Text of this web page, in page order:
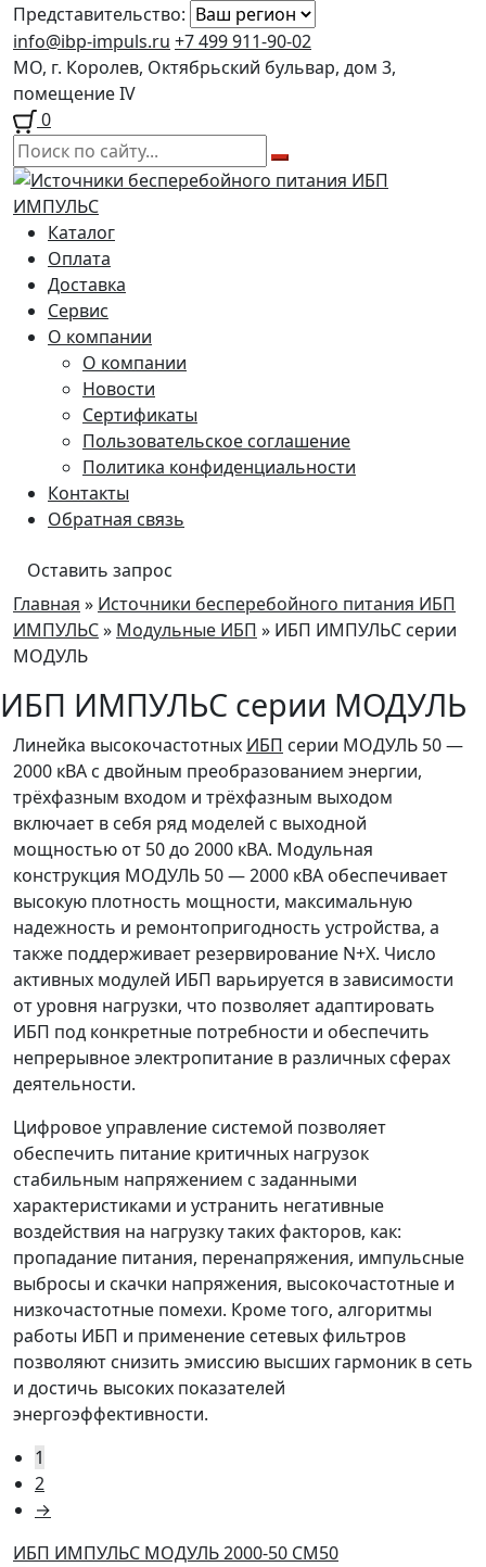
Представительство:
info@ibp-impuls.ru +7 499 911-90-02
МО, г. Королев, Октябрьский бульвар, дом 3,
помещение IV
0
Перейти
к
навигации
Перейти
к
содержимому
Каталог
Оплата
Доставка
Сервис
О компании
О компании
Новости
Сертификаты
Пользовательское соглашение
Политика конфиденциальности
Контакты
Обратная связь
Оставить запрос
Главная » Источники бесперебойного питания ИБП
ИМПУЛЬС» Модульные ИБП » ИБП ИМПУЛЬС серии
МОДУЛЬ
ИБП ИМПУЛЬС серии МОДУЛЬ
Линейка высокочастотных ИБП серии МОДУЛЬ 50 —
2000 кВА с двойным преобразованием энергии,
трёхфазным входом и трёхфазным выходом
включает в себя ряд моделей с выходной
мощностью от 50 до 2000 кВА. Модульная
конструкция МОДУЛЬ 50 — 2000 кВА обеспечивает
высокую плотность мощности, максимальную
надежность и ремонтопригодность устройства, а
также поддерживает резервирование N+X. Число
активных модулей ИБП варьируется в зависимости
от уровня нагрузки, что позволяет адаптировать
ИБП под конкретные потребности и обеспечить
непрерывное электропитание в различных сферах
деятельности.
Цифровое управление системой позволяет
обеспечить питание критичных нагрузок
стабильным напряжением с заданными
характеристиками и устранить негативные
воздействия на нагрузку таких факторов, как:
пропадание питания, перенапряжения, импульсные
выбросы и скачки напряжения, высокочастотные и
низкочастотные помехи. Кроме того, алгоритмы
работы ИБП и применение сетевых фильтров
позволяют снизить эмиссию высших гармоник в сеть
и достичь высоких показателей
энергоэффективности.
1
2
→
ИБП ИМПУЛЬС МОДУЛЬ 2000-50 СМ50